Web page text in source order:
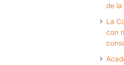
de la
La
con